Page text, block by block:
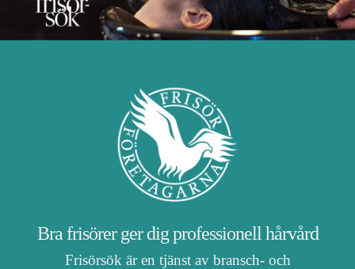
Bra frisörer ger dig professionell hårvård
Frisörsök är en tjänst av bransch- och